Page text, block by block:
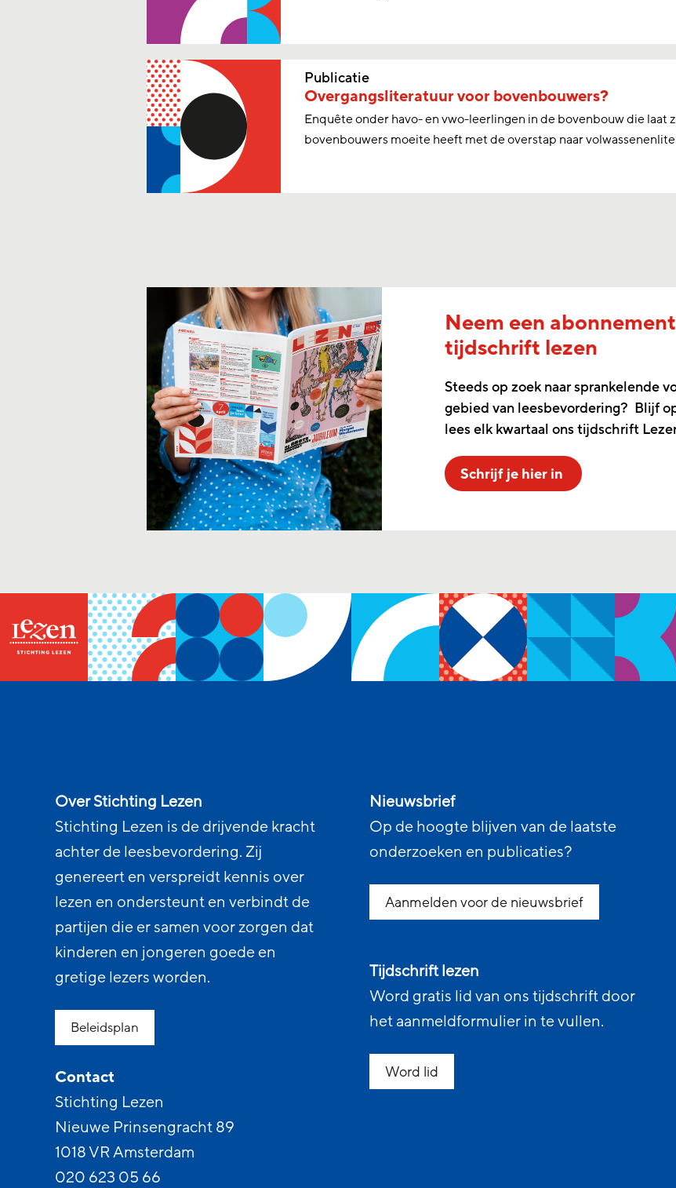
Publicatie
Overgangsliteratuur voor bovenbouwers?
Enquête onder havo- en vwo-leerlingen in de bovenbouw die laat
bovenbouwers moeite heeft met de overstap naar
Neem een
tijdschrift lezen
Steeds op zoek naar sprankelende
gebied van leesbevordering? Blijf
lees elk kwartaal ons tijdschrift
Schrijf je hier in
Over Stichting Lezen
Stichting Lezen is de drijvende kracht
achter de leesbevordering. Zij
genereert en verspreidt kennis over
lezen en ondersteunt en verbindt de
partijen die er samen voor zorgen dat
kinderen en jongeren goede en
gretige lezers worden.
Beleidsplan
Contact
Stichting Lezen
Nieuwe Prinsengracht 89
1018 VR Amsterdam
020 623 05 66
Nieuwsbrief
Op de hoogte blijven van de laatste
onderzoeken en publicaties?
Aanmelden voor de nieuwsbrief
Tijdschrift lezen
Word gratis lid van ons tijdschrift door
het aanmeldformulier in te vullen.
Word lid